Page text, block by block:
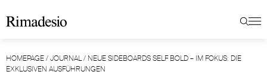
HOMEPAGE/JOURNAL/ NEUE SIDEBOARDS SELF BOLD – IM FOKUS: DIE
EXKLUSIVEN AUSFÜHRUNGEN